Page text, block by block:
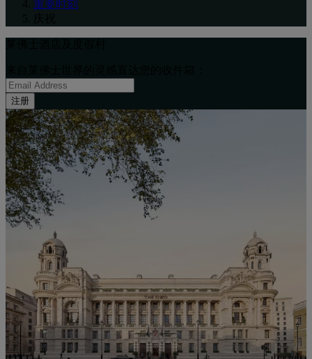
重要时刻
注册